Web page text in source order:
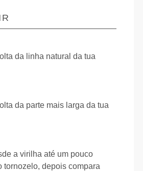
da linha natural da tua
da parte mais larga da tua
a virilha até um pouco
tornozelo, depois compara